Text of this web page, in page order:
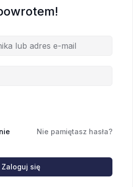
Nie pamiętasz hasła?
Zaloguj się